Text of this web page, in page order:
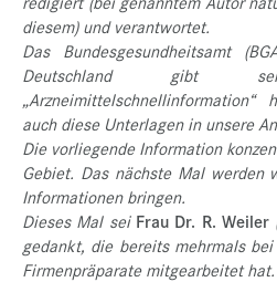
diesem) und verantwortet.
Das Bundesgesundheitsamt
Deutschland gibt
auch diese Unterlagen in unsere
Die vorliegende Information
Gebiet. Das nächste Mal werden
Informationen bringen.
Dieses Mal sei Frau Dr. R. Weiler
gedankt, die bereits mehrmals
Firmenpräparate mitgearbeitet hat.